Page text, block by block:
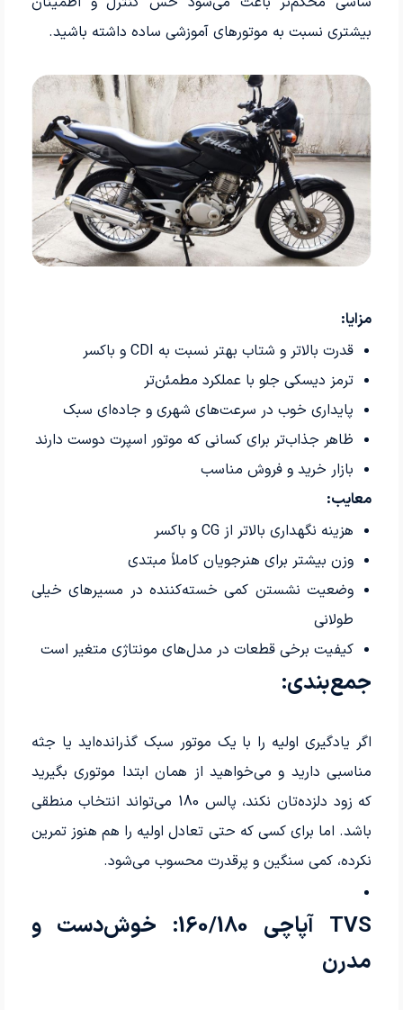
بیشتری نسبت به موتورهای آموزشی ساده داشته باشید.
مزایا:
قدرت بالاتر و شتاب بهتر نسبت به CDI و باکسر
ترمز دیسکی جلو با عملکرد مطمئن‌تر
پایداری خوب در سرعت‌های شهری و جاده‌ای سبک
ظاهر جذاب‌تر برای کسانی که موتور اسپرت دوست دارند
بازار خرید و فروش مناسب
معایب:
هزینه نگهداری بالاتر از CG و باکسر
وزن بیشتر برای هنرجویان کاملاً مبتدی
وضعیت نشستن کمی خسته‌کننده در مسیرهای خیلی
طولانی
کیفیت برخی قطعات در مدل‌های مونتاژی متغیر است
جمع‌بندی:
اگر یادگیری اولیه را با یک موتور سبک گذرانده‌اید یا جثه‌
مناسبی دارید و می‌خواهید از همان ابتدا موتوری بگیرید
که زود دلزده‌تان نکند، پالس 180 می‌تواند انتخاب منطقی
باشد. اما برای کسی که حتی تعادل اولیه را هم هنوز تمرین
نکرده، کمی سنگین و پرقدرت محسوب می‌شود.
TVS آپاچی 160/180: خوش‌دست و
مدرن‌